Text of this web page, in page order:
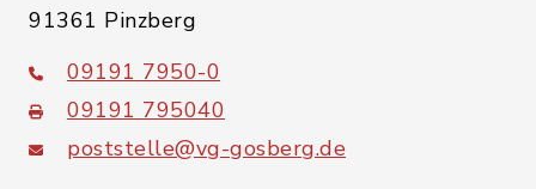
91361 Pinzberg
09191 7950-0
09191 795040
poststelle@vg-gosberg.de